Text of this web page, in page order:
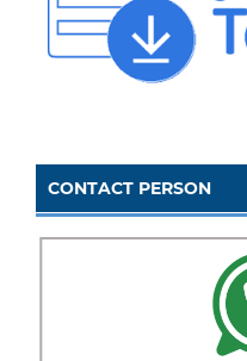
CONTACT PERSON